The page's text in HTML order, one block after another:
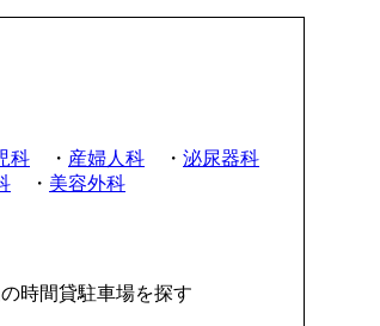
科 ・ 産婦人科 ・ 泌尿器科
・ 美容外科
時間貸駐車場を探す